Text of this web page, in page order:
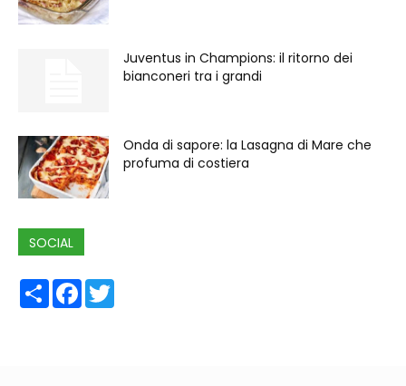
Juventus in Champions: il ritorno dei
bianconeri tra i grandi
Onda di sapore: la Lasagna di Mare che
profuma di costiera
SOCIAL
ShareFacebook